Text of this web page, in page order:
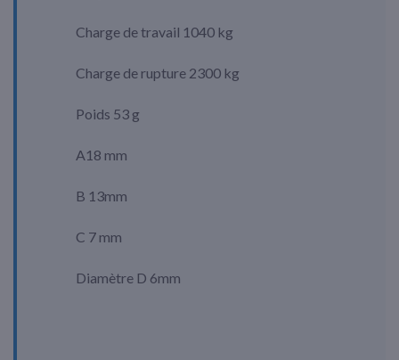
Charge de travail 1040 kg
Charge de rupture 2300 kg
Poids 53 g
A18 mm
B 13mm
C 7 mm
Diamètre D 6mm